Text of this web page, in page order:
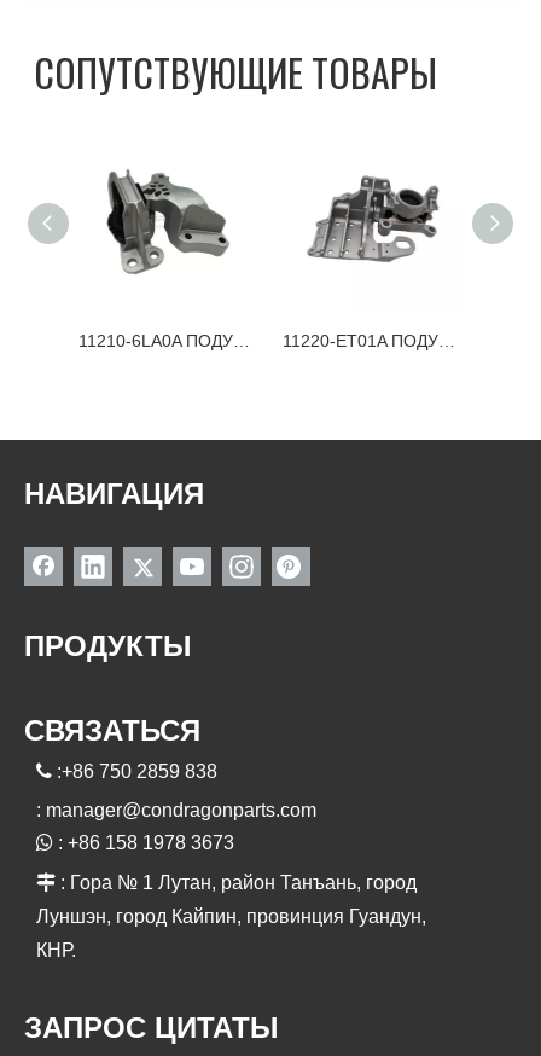
СОПУТСТВУЮЩИЕ ТОВАРЫ
НАВИГАЦИЯ
ПРОДУКТЫ
СВЯЗАТЬСЯ
 :+86 750 2859 838
: manager@condragonparts.com
 : +86 158 1978 3673
 : Гора № 1 Лутан, район Танъань, город
Луншэн, город Кайпин, провинция Гуандун,
КНР.
ЗАПРОС ЦИТАТЫ